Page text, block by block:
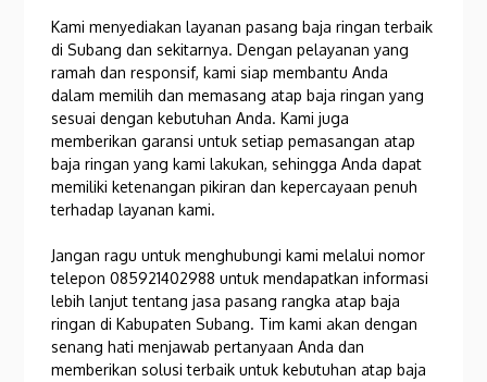
Kami menyediakan layanan pasang baja ringan terbaik
di Subang dan sekitarnya. Dengan pelayanan yang
ramah dan responsif, kami siap membantu Anda
dalam memilih dan memasang atap baja ringan yang
sesuai dengan kebutuhan Anda. Kami juga
memberikan garansi untuk setiap pemasangan atap
baja ringan yang kami lakukan, sehingga Anda dapat
memiliki ketenangan pikiran dan kepercayaan penuh
terhadap layanan kami.
Jangan ragu untuk menghubungi kami melalui nomor
telepon 085921402988 untuk mendapatkan informasi
lebih lanjut tentang jasa pasang rangka atap baja
ringan di Kabupaten Subang. Tim kami akan dengan
senang hati menjawab pertanyaan Anda dan
memberikan solusi terbaik untuk kebutuhan atap baja